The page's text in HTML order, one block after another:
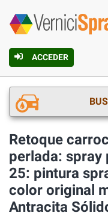
ACCEDER
Retoque
perlada: spray
25: pintura
color original
Antracita